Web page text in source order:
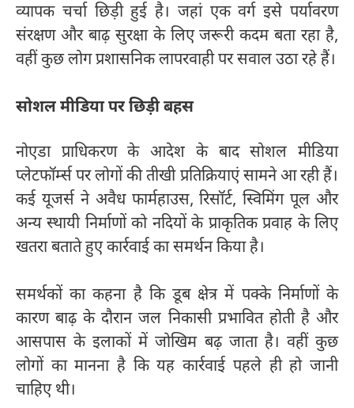
व्यापक चर्चा छिड़ी हुई है। जहां एक वर्ग इसे पर्यावरण
संरक्षण और बाढ़ सुरक्षा के लिए जरूरी कदम बता रहा है,
वहीं कुछ लोग प्रशासनिक लापरवाही पर सवाल उठा रहे हैं।
सोशल मीडिया पर छिड़ी बहस
नोएडा प्राधिकरण के आदेश के बाद सोशल मीडिया
प्लेटफॉर्म्स पर लोगों की तीखी प्रतिक्रियाएं सामने आ रही हैं।
कई यूजर्स ने अवैध फार्महाउस, रिसॉर्ट, स्विमिंग पूल और
अन्य स्थायी निर्माणों को नदियों के प्राकृतिक प्रवाह के लिए
खतरा बताते हुए कार्रवाई का समर्थन किया है।
समर्थकों का कहना है कि डूब क्षेत्र में पक्के निर्माणों के
कारण बाढ़ के दौरान जल निकासी प्रभावित होती है और
आसपास के इलाकों में जोखिम बढ़ जाता है। वहीं कुछ
लोगों का मानना है कि यह कार्रवाई पहले ही हो जानी
चाहिए थी।